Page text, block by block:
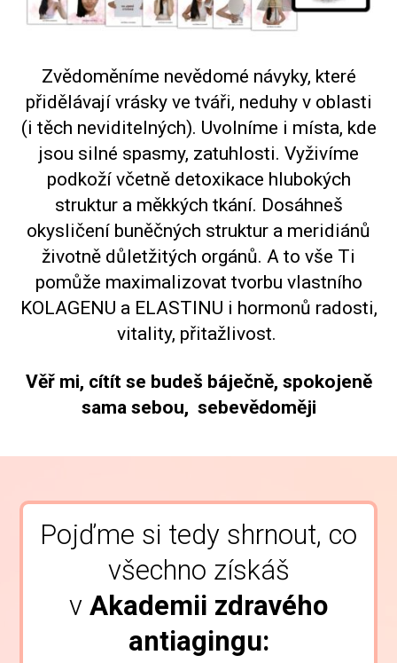
Zvědoměníme nevědomé návyky, které
přidělávají vrásky ve tváři, neduhy v oblasti
(i těch neviditelných). Uvolníme i místa, kde
jsou silné spasmy, zatuhlosti. Vyživíme
podkoží včetně detoxikace hlubokých
struktur a měkkých tkání. Dosáhneš
okysličení buněčných struktur a meridiánů
životně důletžitých orgánů. A to vše Ti
pomůže maximalizovat tvorbu vlastního
KOLAGENU a ELASTINU i hormonů radosti,
vitality, přitažlivost.
Věř mi, cítít se budeš báječně, spokojeně
sama sebou, sebevědoměji
Pojďme si tedy shrnout, co
všechno získáš
v Akademii zdravého
antiagingu: